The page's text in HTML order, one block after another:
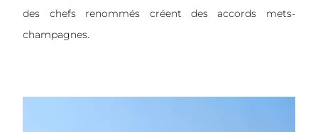
des chefs renommés créent des accords mets-
champagnes.